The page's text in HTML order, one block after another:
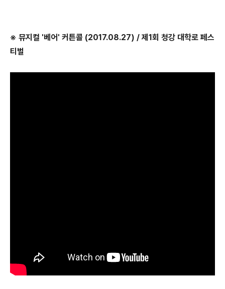
※ 뮤지컬 '베어' 커튼콜 (2017.08.27) / 제1회 청강 대학로 페스
티벌